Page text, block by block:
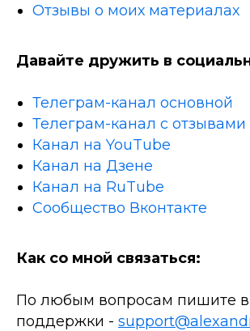
Отзывы о моих материалах
Давайте дружить в
Телеграм-канал основной
Телеграм-канал с отзывами
Канал на YouTube
Канал на Дзене
Канал на RuTube
Сообщество Вконтакте
Как со мной связаться:
По любым вопросам пишите
поддержки -